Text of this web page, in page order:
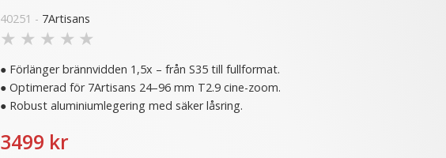
40251 - 7Artisans
★ ★ ★ ★ ★
● Förlänger brännvidden 1,5x – från S35 till fullformat.
● Optimerad för 7Artisans 24–96 mm T2.9 cine-zoom.
● Robust aluminiumlegering med säker låsring.
3499 kr